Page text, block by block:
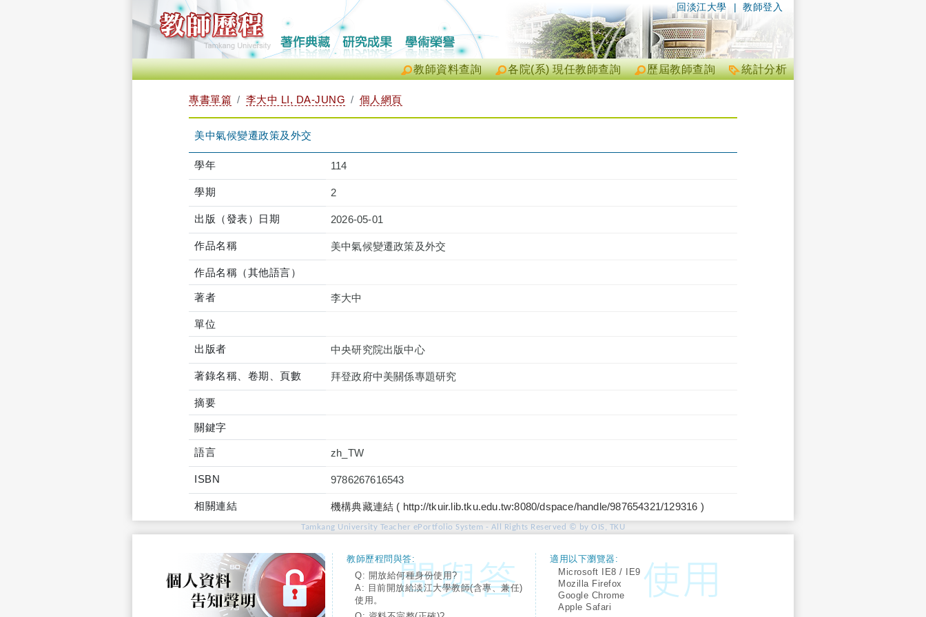
| 教師登入
回淡江大學
統計分析
歷屆教師查詢
各院(系) 現任教師查詢
教師資料查詢
專書單篇 李大中 LI, DA-JUNG 個人網頁
美中氣候變遷政策及外交
學年 114
學期 2
出版（發表）日期 2026-05-01
作品名稱 美中氣候變遷政策及外交
作品名稱（其他語言）
著者 李大中
單位
出版者 中央研究院出版中心
著錄名稱、卷期、頁數 拜登政府中美關係專題研究
摘要
關鍵字
語言 zh_TW
ISBN 9786267616543
相關連結 機構典藏連結 ( http://tkuir.lib.tku.edu.tw:8080/dspace/handle/987654321/129316 )
Tamkang University Teacher ePortfolio System - All Rights Reserved © by OIS, TKU
教師歷程問與答:
Q: 開放給何種身份使用?
A: 目前開放給淡江大學教師(含專、兼任)
使用。
適用以下瀏覽器:
Microsoft IE8 / IE9
Mozilla Firefox
Google Chrome
Apple Safari